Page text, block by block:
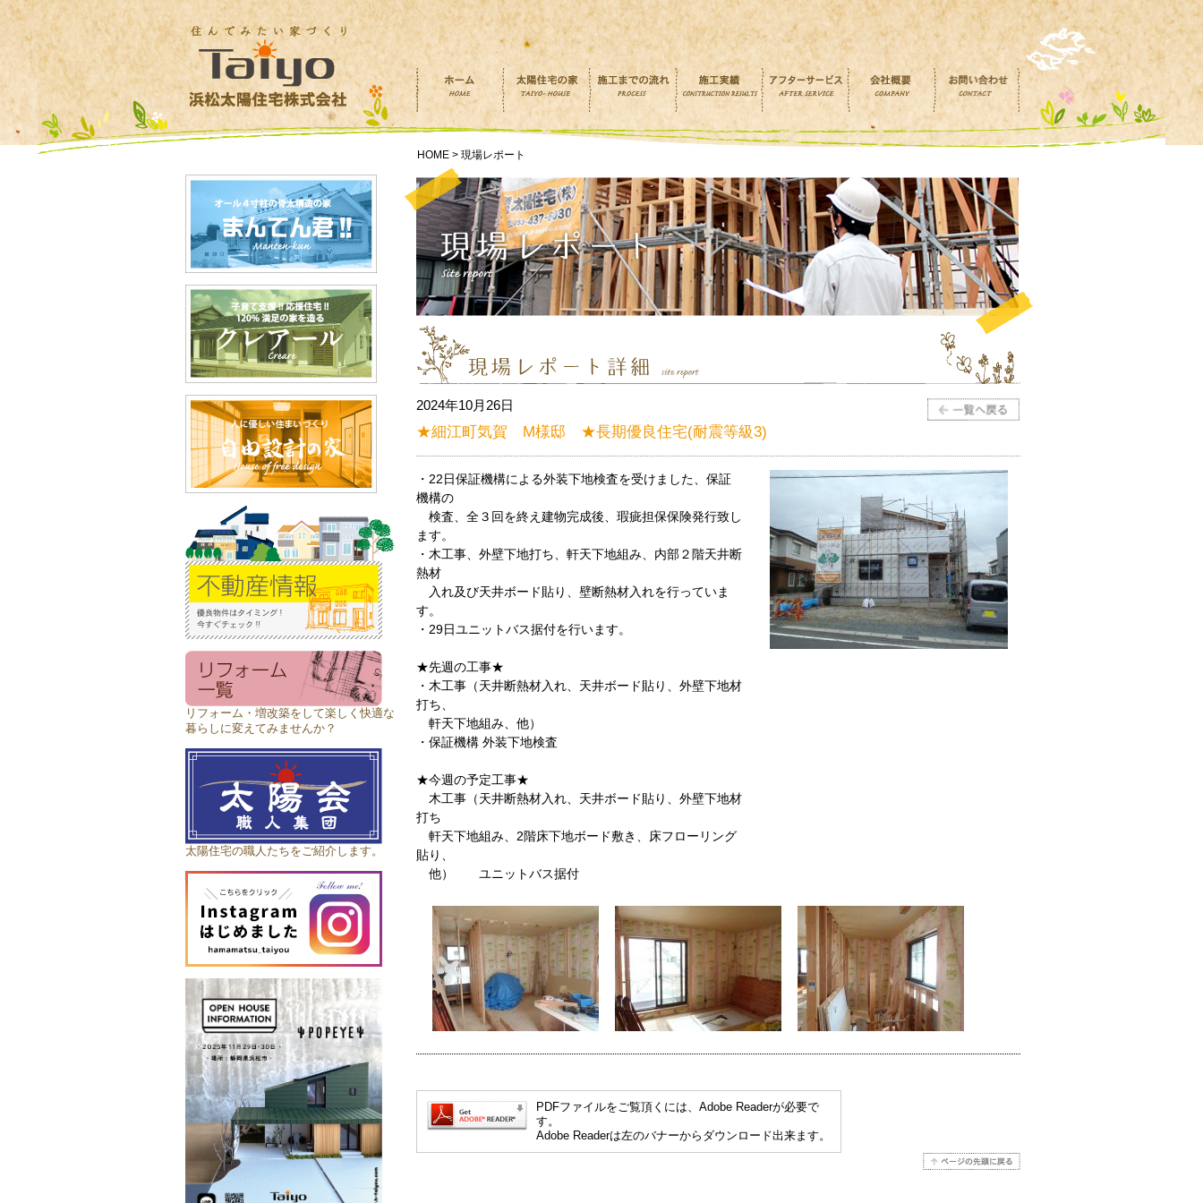
HOME > 現場レポート
2024年10月26日
★細江町気賀 M様邸 ★長期優良住宅(耐震等級3)
・22日保証機構による外装下地検査を受けました、保証
機構の
検査、全３回を終え建物完成後、瑕疵担保保険発行致し
ます。
・木工事、外壁下地打ち、軒天下地組み、内部２階天井断
熱材
入れ及び天井ボード貼り、壁断熱材入れを行っていま
す。
・29日ユニットバス据付を行います。
★先週の工事★
・木工事（天井断熱材入れ、天井ボード貼り、外壁下地材
打ち、
軒天下地組み、他）
・保証機構 外装下地検査
★今週の予定工事★
木工事（天井断熱材入れ、天井ボード貼り、外壁下地材
打ち
軒天下地組み、2階床下地ボード敷き、床フローリング
貼り、
他） ユニットバス据付
PDFファイルをご覧頂くには、Adobe Readerが必要で
す。
Adobe Readerは左のバナーからダウンロード出来ます。
リフォーム・増改築をして楽しく快適な
暮らしに変えてみませんか？
太陽住宅の職人たちをご紹介します。